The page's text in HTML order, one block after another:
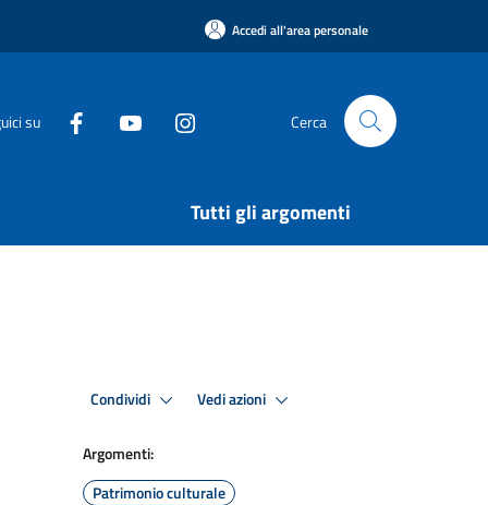
Accedi all'area personale
su Cerca
Tutti gli argomenti
Condividi Vedi azioni
Argomenti:
Patrimonio culturale